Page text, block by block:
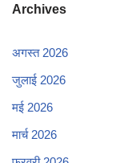
Archives
अगस्त 2026
जुलाई 2026
मई 2026
मार्च 2026